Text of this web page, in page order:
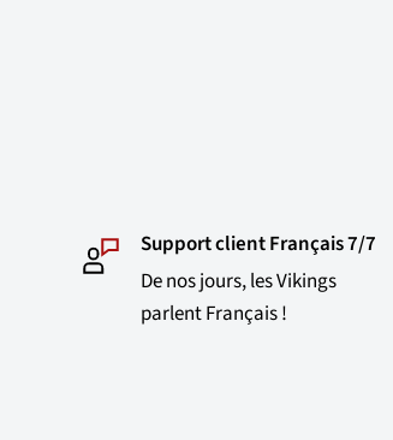
Support client Français 7/7
De nos jours, les Vikings
parlent Français !